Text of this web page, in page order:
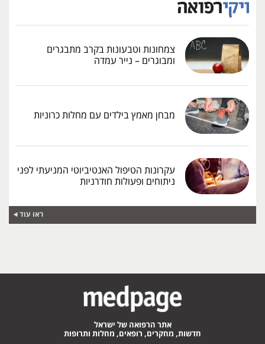
צמחונות וטבעונות בקרב מתבגרים
ומבוגרים – נייר עמדה
מבחן מאמץ בילדים עם מחלות כרוניות
עקרונות הטיפול האנטיביוטי המניעתי לפני
ניתוחים ופעולות חודרניות
ראו עוד
אתר הרפואה של ישראל
חדשות, מחקרים, רופאים, מחלות ותרופות